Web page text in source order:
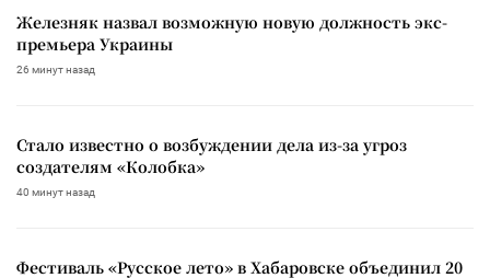
Железняк назвал возможную новую должность экс-
премьера Украины
26 минут назад
Стало известно о возбуждении дела из-за угроз
создателям «Колобка»
40 минут назад
Фестиваль «Русское лето» в Хабаровске объединил 20